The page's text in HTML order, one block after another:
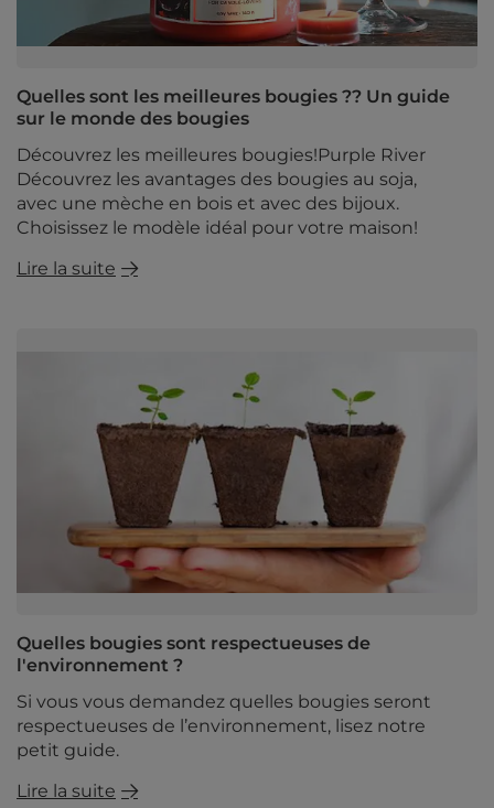
Quelles sont les meilleures bougies ?? Un guide
sur le monde des bougies
Découvrez les meilleures bougies!Purple River
Découvrez les avantages des bougies au soja,
avec une mèche en bois et avec des bijoux.
Choisissez le modèle idéal pour votre maison!
Lire la suite
Quelles bougies sont respectueuses de
l'environnement ?
Si vous vous demandez quelles bougies seront
respectueuses de l’environnement, lisez notre
petit guide.
Lire la suite